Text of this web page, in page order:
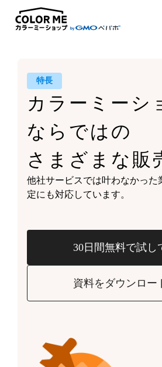
特長
カラーミーシ
ならではの
さまざまな販
他社サービスでは叶わなかった
定にも対応しています。
30日間無料で試し
資料をダウンロー